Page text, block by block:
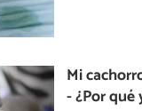
Mi
- ¿Por qué